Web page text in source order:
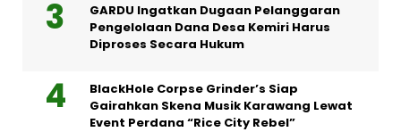
GARDU Ingatkan Dugaan Pelanggaran
Pengelolaan Dana Desa Kemiri Harus
Diproses Secara Hukum
BlackHole Corpse Grinder’s Siap
Gairahkan Skena Musik Karawang Lewat
Event Perdana “Rice City Rebel”